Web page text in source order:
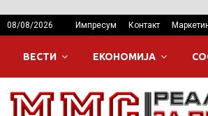
08/08/2026 Импресум Контакт
ВЕСТИ ЕКОНОМИЈА